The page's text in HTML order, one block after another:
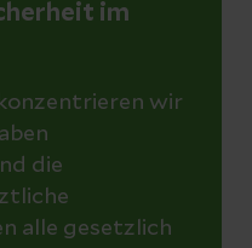
im
wir
die
alle gesetzlich